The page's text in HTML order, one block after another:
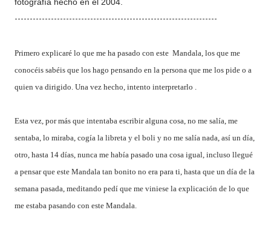
-------------------------------------------------------------------
Primero explicaré lo que me ha pasado con este Mandala, los que me
conocéis sabéis que los hago pensando en la persona que me los pide o a
quien va dirigido. Una vez hecho, intento interpretarlo .
Esta vez, por más que intentaba escribir alguna cosa, no me salía, me
sentaba, lo miraba, cogía la libreta y el boli y no me salía nada, así un día,
otro, hasta 14 días, nunca me había pasado una cosa igual, incluso llegué
a pensar que este Mandala tan bonito no era para ti, hasta que un día de la
semana pasada, meditando pedí que me viniese la explicación de lo que
me estaba pasando con este Mandala.